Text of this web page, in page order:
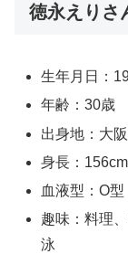
徳永えりさ
生年月日：
年齢：30歳
出身地：大
身長：156cm
血液型：O型
趣味：料理
泳